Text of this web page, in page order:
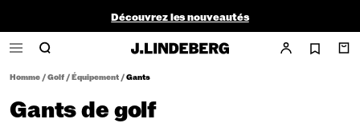
Découvrez les nouveautés
Golf Sale |Homme|Femme
Homme/Golf/Équipement/Gants
Gants de golf